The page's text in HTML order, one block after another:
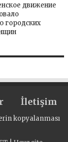
движение
городских
İletişim
kopyalanması